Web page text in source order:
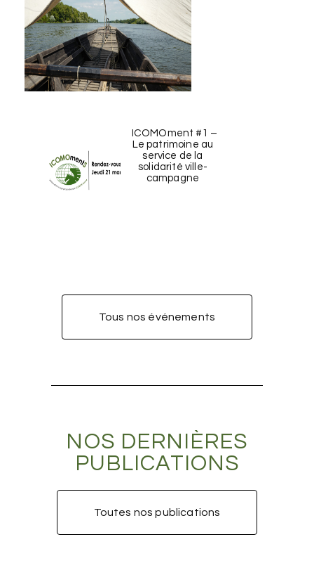
ICOMOment #1 –
Le patrimoine au
service de la
solidarité ville-
campagne
Tous nos événements
NOS DERNIÈRES
PUBLICATIONS
Toutes nos publications